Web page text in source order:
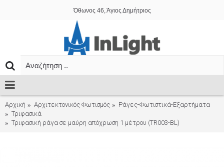
Όθωνος 46, Άγιος Δημήτριος
Αρχική Αρχιτεκτονικός Φωτισμός
Ράγες-Φωτιστικά-Εξαρτήματα
Τριφασικά
Τριφασική ράγα σε μαύρη απόχρωση 1 μέτρου (TR003-BL)